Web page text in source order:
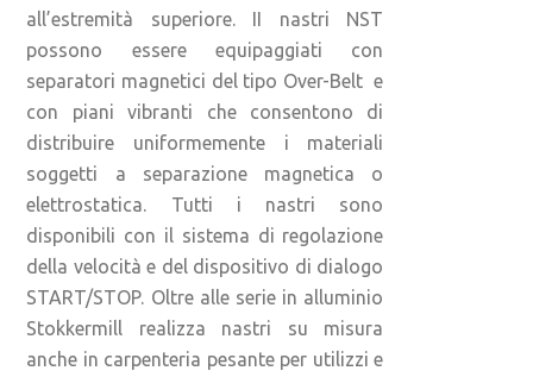
all’estremità superiore. II nastri NST
possono essere equipaggiati con
separatori magnetici del tipo Over-Belt e
con piani vibranti che consentono di
distribuire uniformemente i materiali
soggetti a separazione magnetica o
elettrostatica. Tutti i nastri sono
disponibili con il sistema di regolazione
della velocità e del dispositivo di dialogo
START/STOP. Oltre alle serie in alluminio
Stokkermill realizza nastri su misura
anche in carpenteria pesante per utilizzi e